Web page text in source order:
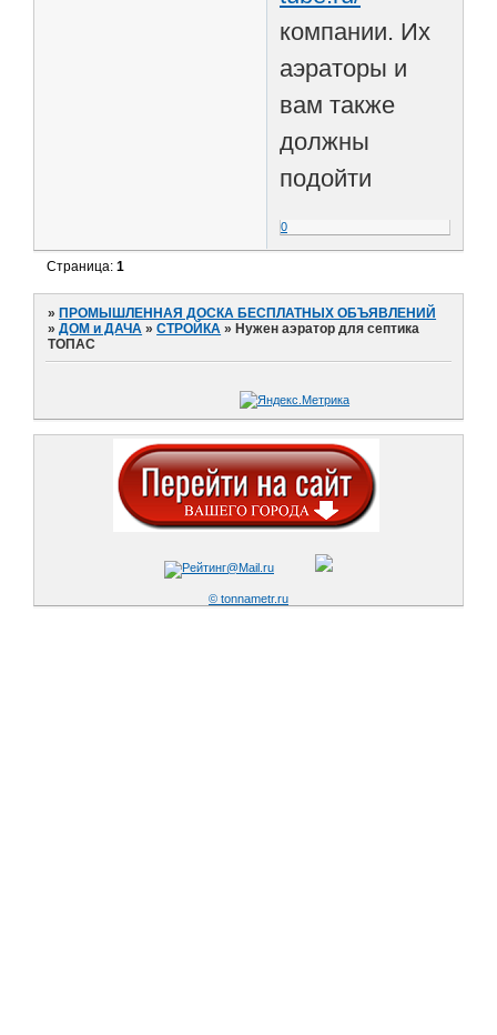
компании. Их
аэраторы и
вам также
должны
подойти
0
Страница:1
»ПРОМЫШЛЕННАЯ ДОСКА БЕСПЛАТНЫХ ОБЪЯВЛЕНИЙ
»ДОМ и ДАЧА »СТРОЙКА »Нужен аэратор для септика
ТОПАС
© tonnametr.ru